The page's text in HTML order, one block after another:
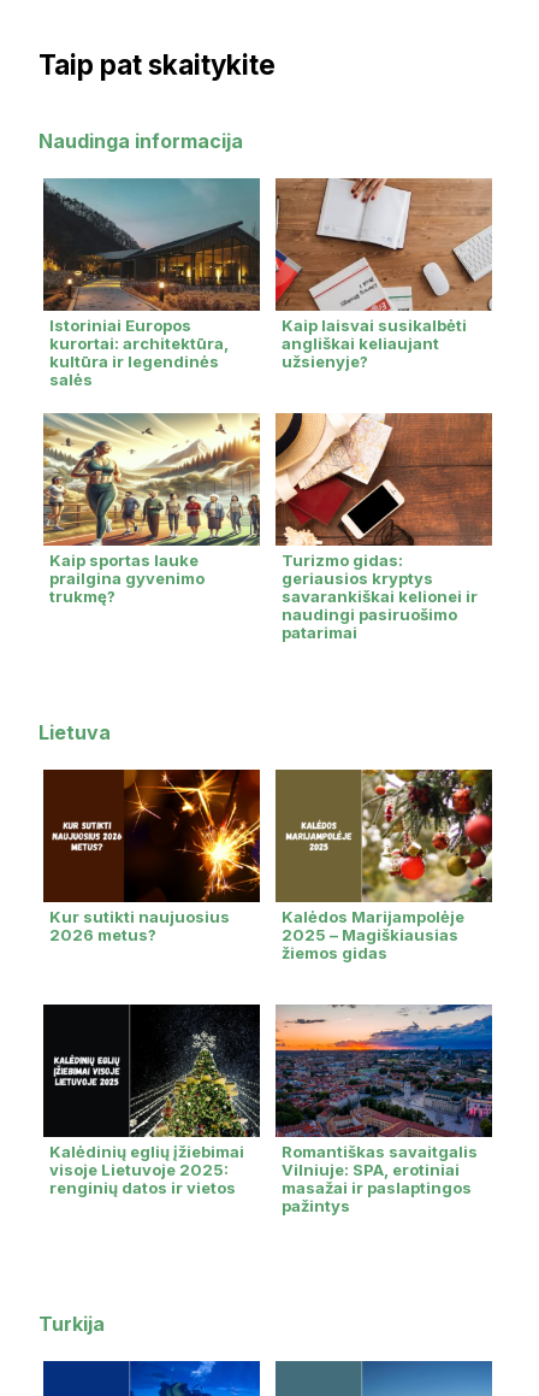
Taip pat skaitykite
Naudinga informacija
Istoriniai Europos
kurortai: architektūra,
kultūra ir legendinės
salės
Kaip laisvai susikalbėti
angliškai keliaujant
užsienyje?
Kaip sportas lauke
prailgina gyvenimo
trukmę?
Turizmo gidas:
geriausios kryptys
savarankiškai kelionei ir
naudingi pasiruošimo
patarimai
Lietuva
Kur sutikti naujuosius
2026 metus?
Kalėdos Marijampolėje
2025 – Magiškiausias
žiemos gidas
Kalėdinių eglių įžiebimai
visoje Lietuvoje 2025:
renginių datos ir vietos
Romantiškas savaitgalis
Vilniuje: SPA, erotiniai
masažai ir paslaptingos
pažintys
Turkija